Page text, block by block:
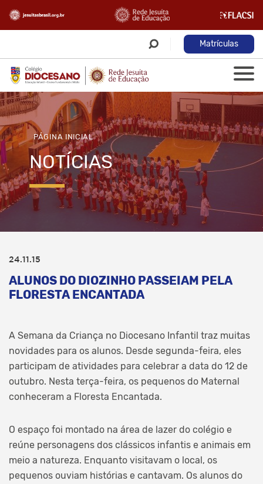
Matrículas
PÁGINA INICIAL
NOTÍCIAS
24.11.15
ALUNOS DO DIOZINHO PASSEIAM PELA
FLORESTA ENCANTADA
A Semana da Criança no Diocesano Infantil traz muitas
novidades para os alunos. Desde segunda-feira, eles
participam de atividades para celebrar a data do 12 de
outubro. Nesta terça-feira, os pequenos do Maternal
conheceram a Floresta Encantada.
O espaço foi montado na área de lazer do colégio e
reúne personagens dos clássicos infantis e animais em
meio a natureza. Enquanto visitavam o local, os
pequenos ouviam histórias e cantavam. Os alunos do